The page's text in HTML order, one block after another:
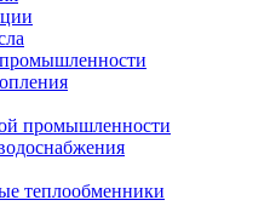
промышленности
теплообменники